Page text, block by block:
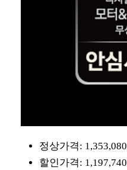
정상가격:
할인가격: